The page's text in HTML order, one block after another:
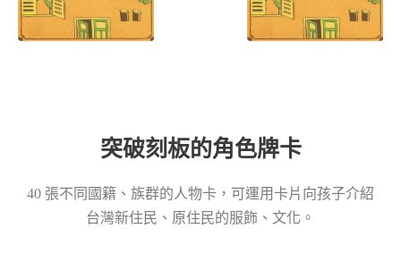
突破刻板的角色牌卡
40 張不同國籍、族群的人物卡，可運用卡片向孩子介紹
台灣新住民、原住民的服飾、文化。